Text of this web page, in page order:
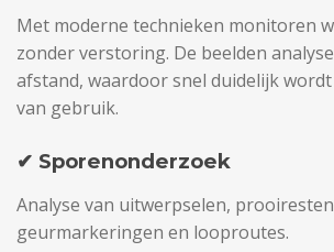
Met moderne technieken monitoren
zonder verstoring. De beelden
afstand, waardoor snel duidelijk
van gebruik.
✔ Sporenonderzoek
Analyse van uitwerpselen,
geurmarkeringen en looproutes.